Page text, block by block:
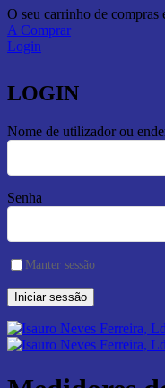
O seu carrinho de compras
A Comprar
Login
LOGIN
Nome de utilizador ou
Senha
Manter sessão